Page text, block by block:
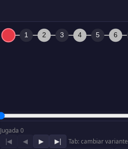
Jugada 0
|◀ ◀ ▶ ▶| Tab: cambiar variante